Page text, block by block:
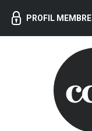
PROFIL MEMBRE